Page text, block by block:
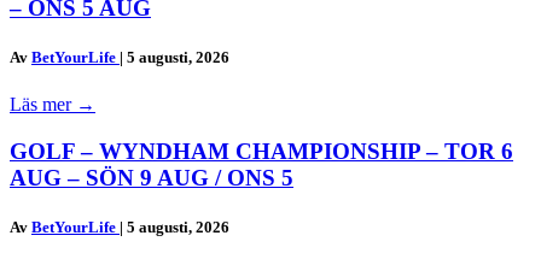
– ONS 5 AUG
Av BetYourLife | 5 augusti, 2026
Läs mer →
GOLF – WYNDHAM CHAMPIONSHIP – TOR 6
AUG – SÖN 9 AUG / ONS 5
Av BetYourLife | 5 augusti, 2026